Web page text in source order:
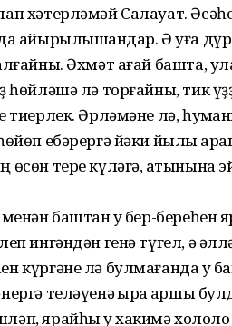
хәтерлә­мәй Салауат.
айырылышҡандар. Ә уға
Әхмәт ағай башта,
һөйләшә лә торғайны, тик
тиерлек. Әрләмәне лә,
ебәрергә йәки йылы
те­ре күләгә, ҡатынына
баштан уҡ бер-
ингәндән генә түгел, ә
күргәне лә булмағанда уҡ
теләүенә ҡырҡа ҡаршы
ярайһы уҡ хакимә